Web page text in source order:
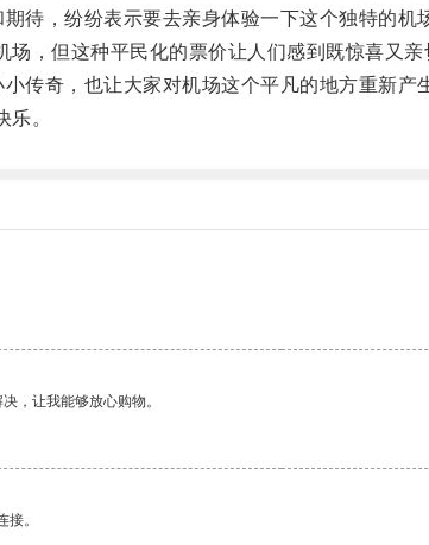
，纷纷表示要去亲身体验一下这个独特的机
，但这种平民化的票价让人们感到既惊喜又亲
奇，也让大家对机场这个平凡的地方重新产
。
，让我能够放心购物。
。